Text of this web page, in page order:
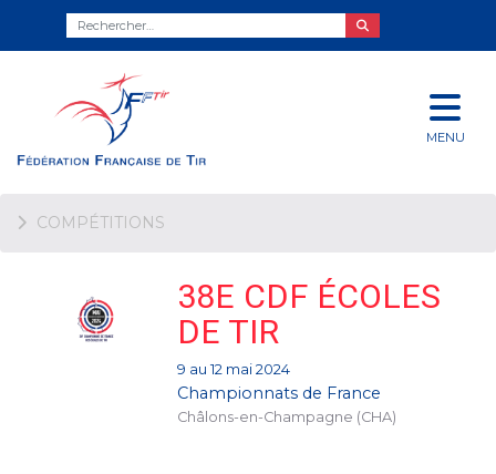
MENU
COMPÉTITIONS
38E CDF ÉCOLES
DE TIR
9 au 12 mai 2024
Championnats de France
Châlons-en-Champagne (CHA)